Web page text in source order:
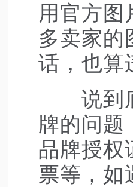
用官方图
多卖家的
话，也算
说到底
牌的问题
品牌授权
票等，如